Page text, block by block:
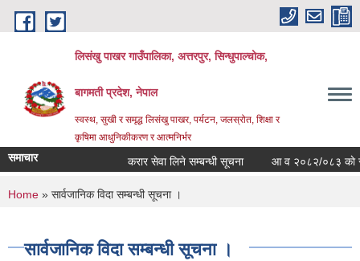
Skip to main content
लिसंखु पाखर गाउँपालिका, अत्तरपुर, सिन्धुपाल्चोक,
बागमती प्रदेश, नेपाल
स्वस्थ, सुखी र समृद्ध लिसंखु पाखर, पर्यटन, जलस्रोत, शिक्षा र
कृषिमा आधुनिकीकरण र आत्मनिर्भर
समाचार करार सेवा लिने सम्बन्धी सूचना आ व २०८२/०८३ काे
You are here
Home » सार्वजानिक विदा सम्बन्धी सूचना ।
सार्वजानिक विदा सम्बन्धी सूचना ।